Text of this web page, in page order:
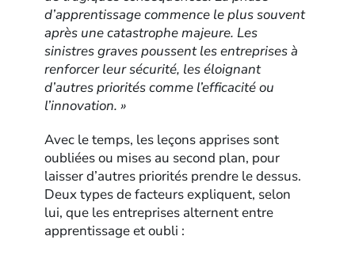
d’apprentissage commence le plus souvent
après une catastrophe majeure. Les
sinistres graves poussent les entreprises à
renforcer leur sécurité, les éloignant
d’autres priorités comme l’efficacité ou
l’innovation. »
Avec le temps, les leçons apprises sont
oubliées ou mises au second plan, pour
laisser d’autres priorités prendre le dessus.
Deux types de facteurs expliquent, selon
lui, que les entreprises alternent entre
apprentissage et oubli :